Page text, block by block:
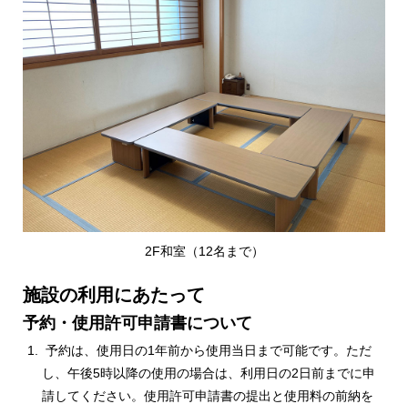
2F和室（12名まで）
施設の利用にあたって
予約・使用許可申請書について
予約は、使用日の1年前から使用当日まで可能です。ただ
し、午後5時以降の使用の場合は、利用日の2日前までに申
請してください。使用許可申請書の提出と使用料の前納を